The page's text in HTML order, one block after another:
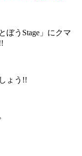
ぼうStage」にクマ
ょう!!